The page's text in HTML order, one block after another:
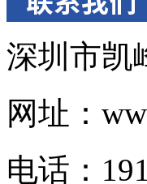
深圳市凯
网址：
电话：